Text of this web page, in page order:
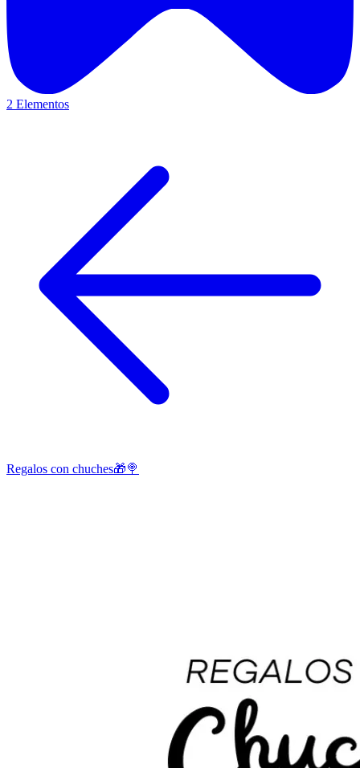
2 Elementos
Regalos con chuches🎁🍭